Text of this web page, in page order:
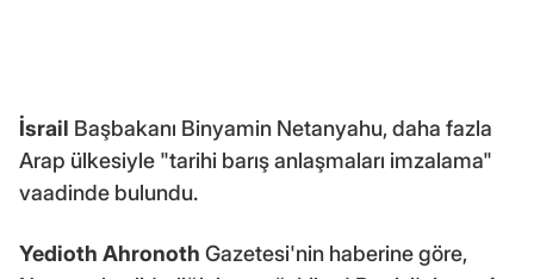
İsrail Başbakanı Binyamin Netanyahu, daha fazla
Arap ülkesiyle "tarihi barış anlaşmaları imzalama"
vaadinde bulundu.
Yedioth Ahronoth Gazetesi'nin haberine göre,